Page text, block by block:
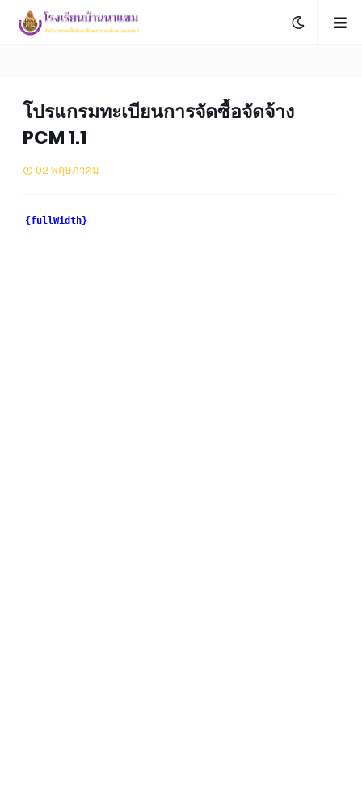
โปรแกรมทะเบียนการจัดซื้อจัดจ้าง
PCM 1.1
02 พฤษภาคม
{fullWidth}